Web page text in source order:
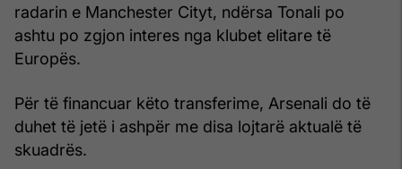
radarin e Manchester Cityt, ndërsa Tonali po
ashtu po zgjon interes nga klubet elitare të
Europës.
Për të financuar këto transferime, Arsenali do të
duhet të jetë i ashpër me disa lojtarë aktualë të
skuadrës.